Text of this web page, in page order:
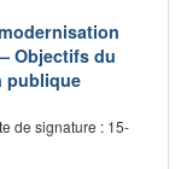
Objectifs du
publique
de signature : 15-